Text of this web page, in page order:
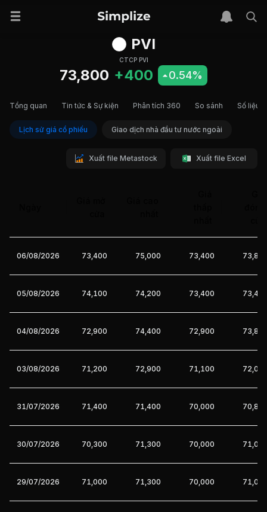
PVI
CTCP PVI
73,800 +400 0.54%
Tổng quan Tin tức & Sự kiện Phân tích 360 So sánh Số liệu
Lịch sử giá cổ phiếu Giao dịch nhà đầu tư nước ngoài
Xuất file Metastock Xuất file Excel
06/08/2026 73,400 75,000 73,400
05/08/2026 74,100 74,200 73,400
04/08/2026 72,900 74,400 72,900
03/08/2026 71,200 72,900 71,100
31/07/2026 71,400 71,400 70,000
30/07/2026 70,300 71,300 70,000
29/07/2026 71,000 71,300 70,000